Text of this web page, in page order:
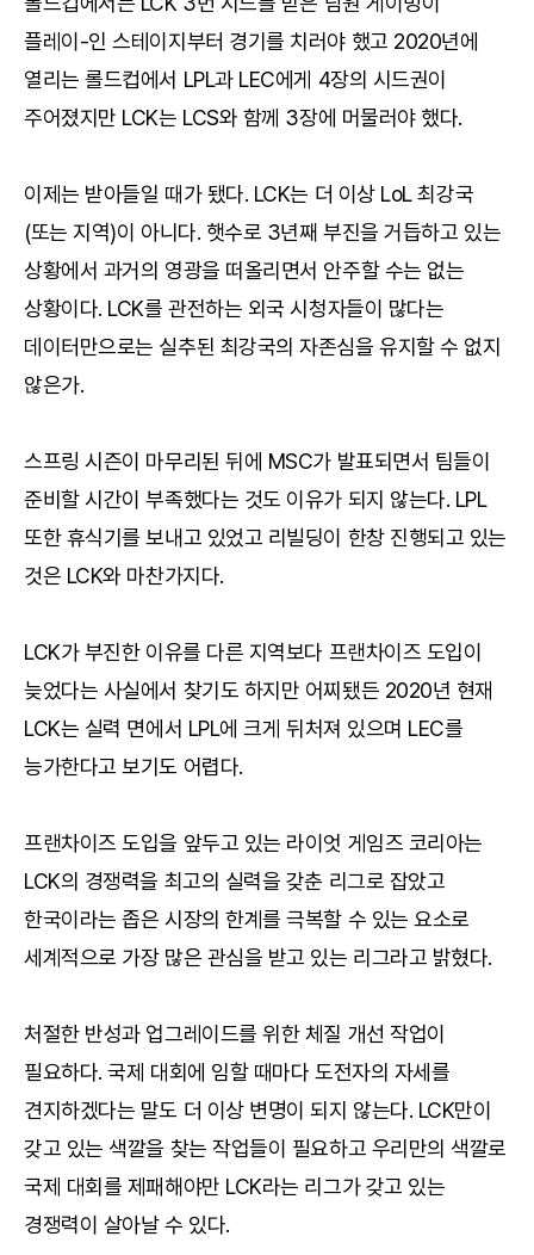
플레이-인 스테이지부터 경기를 치러야 했고 2020년에
열리는 롤드컵에서 LPL과 LEC에게 4장의 시드권이
주어졌지만 LCK는 LCS와 함께 3장에 머물러야 했다.
이제는 받아들일 때가 됐다. LCK는 더 이상 LoL 최강국
(또는 지역)이 아니다. 햇수로 3년째 부진을 거듭하고 있는
상황에서 과거의 영광을 떠올리면서 안주할 수는 없는
상황이다. LCK를 관전하는 외국 시청자들이 많다는
데이터만으로는 실추된 최강국의 자존심을 유지할 수 없지
않은가.
스프링 시즌이 마무리된 뒤에 MSC가 발표되면서 팀들이
준비할 시간이 부족했다는 것도 이유가 되지 않는다. LPL
또한 휴식기를 보내고 있었고 리빌딩이 한창 진행되고 있는
것은 LCK와 마찬가지다.
LCK가 부진한 이유를 다른 지역보다 프랜차이즈 도입이
늦었다는 사실에서 찾기도 하지만 어찌됐든 2020년 현재
LCK는 실력 면에서 LPL에 크게 뒤처져 있으며 LEC를
능가한다고 보기도 어렵다.
프랜차이즈 도입을 앞두고 있는 라이엇 게임즈 코리아는
LCK의 경쟁력을 최고의 실력을 갖춘 리그로 잡았고
한국이라는 좁은 시장의 한계를 극복할 수 있는 요소로
세계적으로 가장 많은 관심을 받고 있는 리그라고 밝혔다.
처절한 반성과 업그레이드를 위한 체질 개선 작업이
필요하다. 국제 대회에 임할 때마다 도전자의 자세를
견지하겠다는 말도 더 이상 변명이 되지 않는다. LCK만이
갖고 있는 색깔을 찾는 작업들이 필요하고 우리만의 색깔로
국제 대회를 제패해야만 LCK라는 리그가 갖고 있는
경쟁력이 살아날 수 있다.